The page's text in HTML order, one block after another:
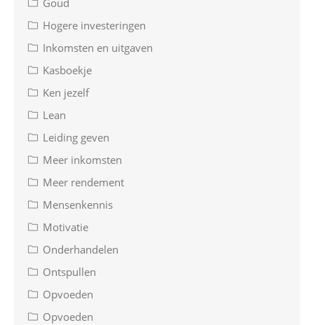
Goud
Hogere investeringen
Inkomsten en uitgaven
Kasboekje
Ken jezelf
Lean
Leiding geven
Meer inkomsten
Meer rendement
Mensenkennis
Motivatie
Onderhandelen
Ontspullen
Opvoeden
Opvoeden